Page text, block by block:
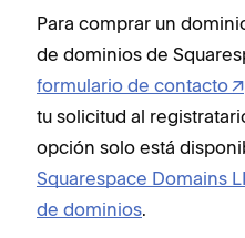
Para comprar un
de dominios de
formulario de contacto
tu solicitud al
opción solo está
Squarespace Domains
de dominios.